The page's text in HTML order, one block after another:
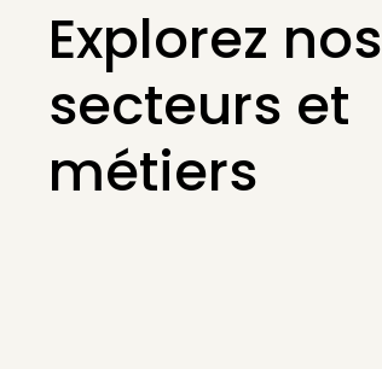
Explorez nos
secteurs et
métiers